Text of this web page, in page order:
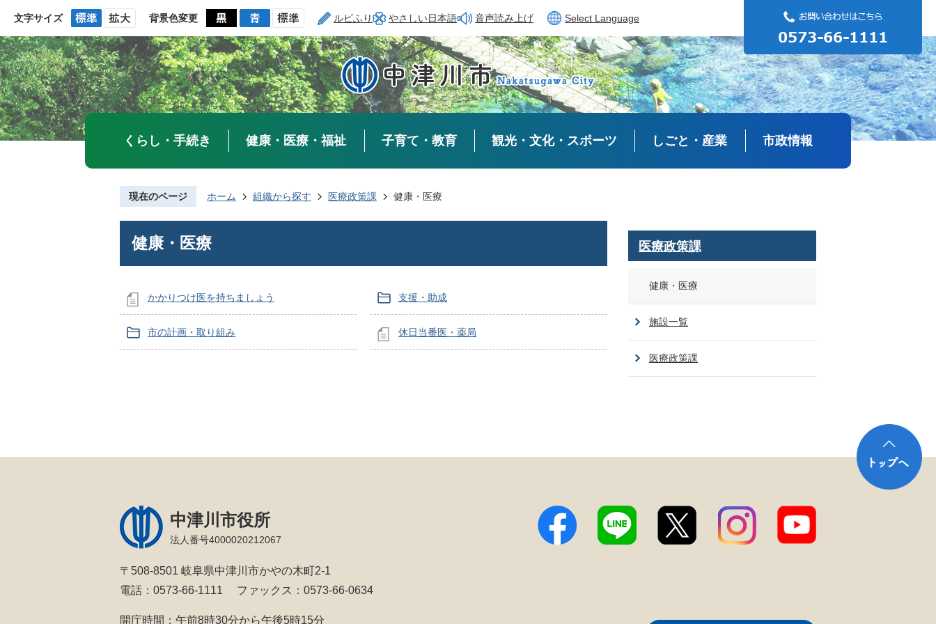
文字サイズ 背景色変更 ルビふり やさしい日本語 音声読み上げ Select Language
くらし・手続き 健康・医療・福祉 子育て・教育 観光・文化・スポーツ しごと・産業 市政情報
現在のページ ホーム 組織から探す 医療政策課 健康・医療
健康・医療
かかりつけ医を持ちましょう 支援・助成
市の計画・取り組み 休日当番医・薬局
医療政策課
健康・医療
施設一覧
医療政策課
中津川市役所
法人番号4000020212067
〒508-8501 岐阜県中津川市かやの木町2-1
電話：0573-66-1111
ファックス：0573-66-0634
開庁時間：午前8時30分から午後5時15分